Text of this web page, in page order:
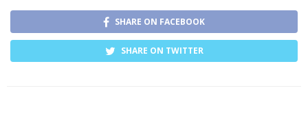
SHARE ON FACEBOOK
SHARE ON TWITTER